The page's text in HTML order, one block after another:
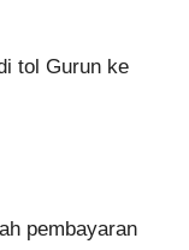
tol Gurun ke
pembayaran